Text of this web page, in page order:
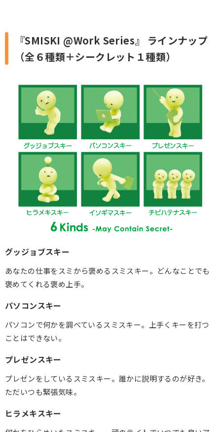
『SMISKI @Work Series』 ラインナップ
（全６種類＋シークレット１種類）
グッジョブスキー
あなたの仕事をスミから褒めるスミスキー。どんなことでも
褒めてくれる褒め上手。
パソコンスキー
パソコンで何かを調べているスミスキー。上手くキーを打つ
ことはできない。
プレゼンスキー
プレゼンをしているスミスキー。誰かに説明するのが好き。
ただいつも緊張気味。
ヒラメキスキー